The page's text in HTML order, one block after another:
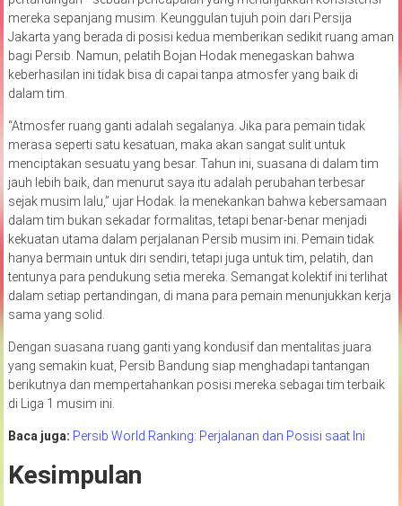
mereka sepanjang musim. Keunggulan tujuh poin dari Persija
Jakarta yang berada di posisi kedua memberikan sedikit ruang aman
bagi Persib. Namun, pelatih Bojan Hodak menegaskan bahwa
keberhasilan ini tidak bisa di capai tanpa atmosfer yang baik di
dalam tim.
“Atmosfer ruang ganti adalah segalanya. Jika para pemain tidak
merasa seperti satu kesatuan, maka akan sangat sulit untuk
menciptakan sesuatu yang besar. Tahun ini, suasana di dalam tim
jauh lebih baik, dan menurut saya itu adalah perubahan terbesar
sejak musim lalu,” ujar Hodak. Ia menekankan bahwa kebersamaan
dalam tim bukan sekadar formalitas, tetapi benar-benar menjadi
kekuatan utama dalam perjalanan Persib musim ini. Pemain tidak
hanya bermain untuk diri sendiri, tetapi juga untuk tim, pelatih, dan
tentunya para pendukung setia mereka. Semangat kolektif ini terlihat
dalam setiap pertandingan, di mana para pemain menunjukkan kerja
sama yang solid.
Dengan suasana ruang ganti yang kondusif dan mentalitas juara
yang semakin kuat, Persib Bandung siap menghadapi tantangan
berikutnya dan mempertahankan posisi mereka sebagai tim terbaik
di Liga 1 musim ini.
Baca juga: Persib World Ranking: Perjalanan dan Posisi saat Ini
Kesimpulan